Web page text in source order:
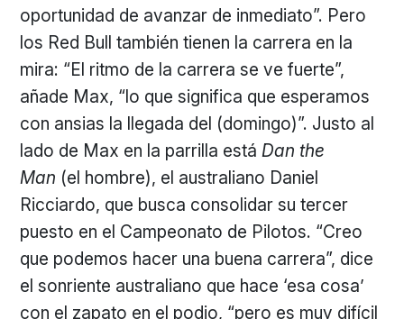
oportunidad de avanzar de inmediato”. Pero
los Red Bull también tienen la carrera en la
mira: “El ritmo de la carrera se ve fuerte”,
añade Max, “lo que significa que esperamos
con ansias la llegada del (domingo)”. Justo al
lado de Max en la parrilla estáDan the
Man (el hombre), el australiano Daniel
Ricciardo, que busca consolidar su tercer
puesto en el Campeonato de Pilotos. “Creo
que podemos hacer una buena carrera”, dice
el sonriente australiano que hace ‘esa cosa’
con el zapato en el podio, “pero es muy difícil